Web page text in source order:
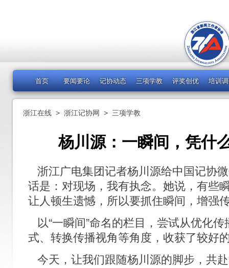
首页 要闻要论 记协动态 三项学教 评奖创优 培训
浙江在线 > 浙江记协网 > 三项学教
杨川源：一瞬间，凭什
浙江广电集团记者杨川源给中国记协
话是：对现场，我有执念。她说，有些
让人顿生遗憾，所以要抓住瞬间，增强
以“一瞬间”命名的栏目，尝试从优化
式、转换传播视角等角度，收获了较好
今天，让我们跟随杨川源的脚步，共赴